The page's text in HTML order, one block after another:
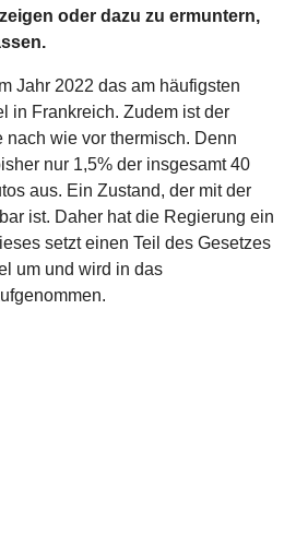
oder dazu zu ermuntern,
Jahr 2022 das am häufigsten
in Frankreich. Zudem ist der
wie vor thermisch. Denn
nur 1,5% der insgesamt 40
aus. Ein Zustand, der mit der
ist. Daher hat die Regierung ein
setzt einen Teil des Gesetzes
um und wird in das